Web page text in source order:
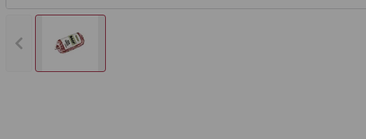
Vorheriges Bild anzeigen